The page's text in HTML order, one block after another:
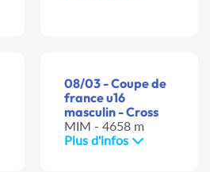
08/03 - Coupe de
france u16
masculin - Cross
MIM - 4658 m
Plus d'infos